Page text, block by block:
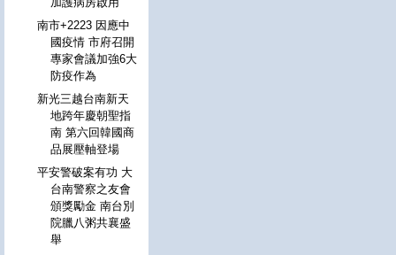
南市+2223 因應中
國疫情 市府召開
專家會議加強6大
防疫作為
新光三越台南新天
地跨年慶朝聖指
南 第六回韓國商
品展壓軸登場
平安警破案有功 大
台南警察之友會
頒獎勵金 南台別
院臘八粥共襄盛
舉